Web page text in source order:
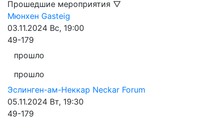
Прошедшие мероприятия ▽
Мюнхен Gasteig
03.11.2024 Вс, 19:00
49-179
прошло
прошло
Эслинген-ам-Неккар Neckar Forum
05.11.2024 Вт, 19:30
49-179